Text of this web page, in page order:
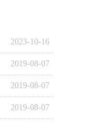
2023-10-16
2019-08-07
2019-08-07
2019-08-07